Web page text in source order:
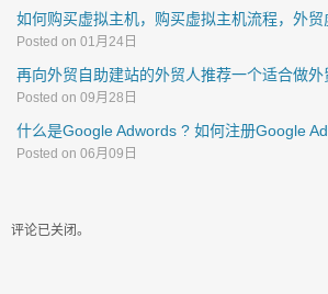
如何购买虚拟主机，购买虚拟主机流程，外
Posted on 01月24日
Posted on 09月28日
什么是Google Adwords ? 如何注册Google
Posted on 06月09日
评论已关闭。